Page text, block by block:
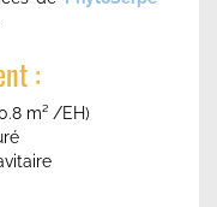
:
m² /EH)